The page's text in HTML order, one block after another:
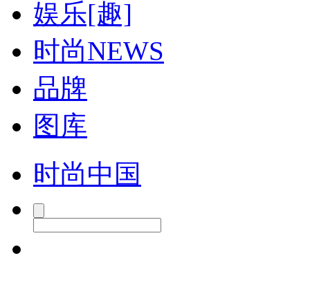
娱乐[趣]
时尚NEWS
品牌
图库
时尚中国